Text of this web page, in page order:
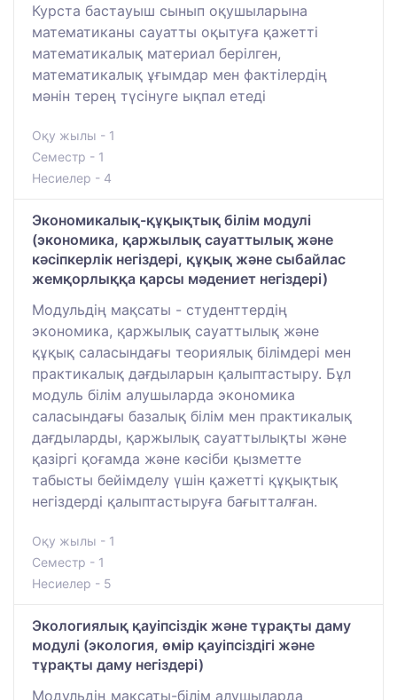
Курста бастауыш сынып оқушыларына
математиканы сауатты оқытуға қажетті
математикалық материал берілген,
математикалық ұғымдар мен фактілердің
мәнін терең түсінуге ықпал етеді
Оқу жылы - 1
Семестр - 1
Несиелер - 4
Экономикалық-құқықтық білім модулі
(экономика, қаржылық сауаттылық және
кәсіпкерлік негіздері, құқық және сыбайлас
жемқорлыққа қарсы мәдениет негіздері)
Модульдің мақсаты - студенттердің
экономика, қаржылық сауаттылық және
құқық саласындағы теориялық білімдері мен
практикалық дағдыларын қалыптастыру. Бұл
модуль білім алушыларда экономика
саласындағы базалық білім мен практикалық
дағдыларды, қаржылық сауаттылықты және
қазіргі қоғамда және кәсіби қызметте
табысты бейімделу үшін қажетті құқықтық
негіздерді қалыптастыруға бағытталған.
Оқу жылы - 1
Семестр - 1
Несиелер - 5
Экологиялық қауіпсіздік және тұрақты даму
модулі (экология, өмір қауіпсіздігі және
тұрақты даму негіздері)
Модульдің мақсаты-білім алушыларда